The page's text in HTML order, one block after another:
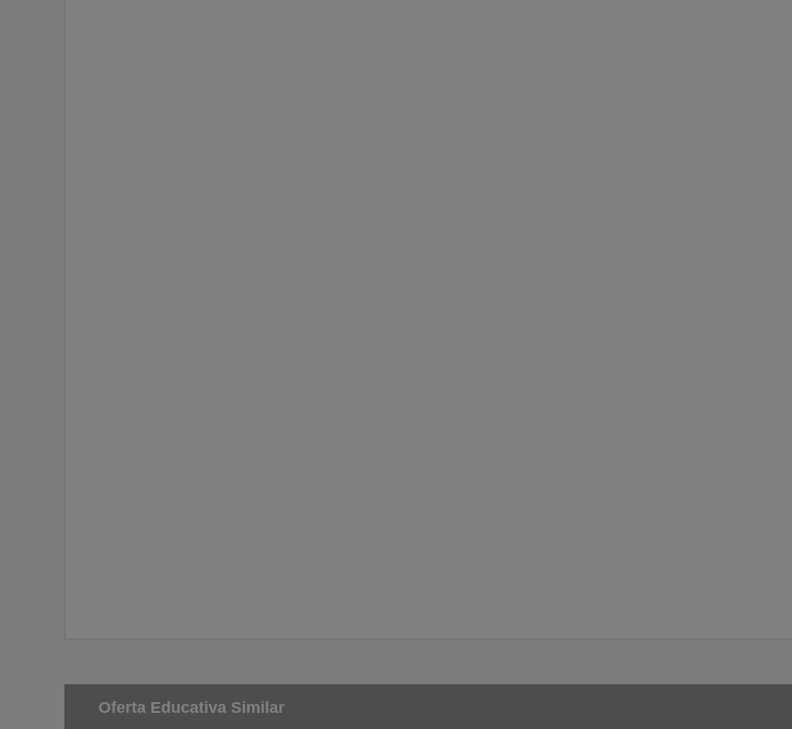
Oferta Educativa Similar